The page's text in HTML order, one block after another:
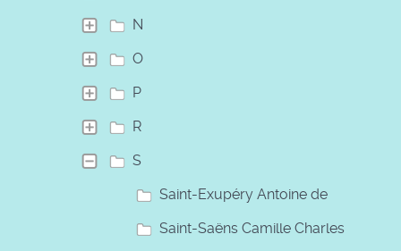
N
O
P
R
S
Saint-Exupéry Antoine de
Saint-Saëns Camille Charles